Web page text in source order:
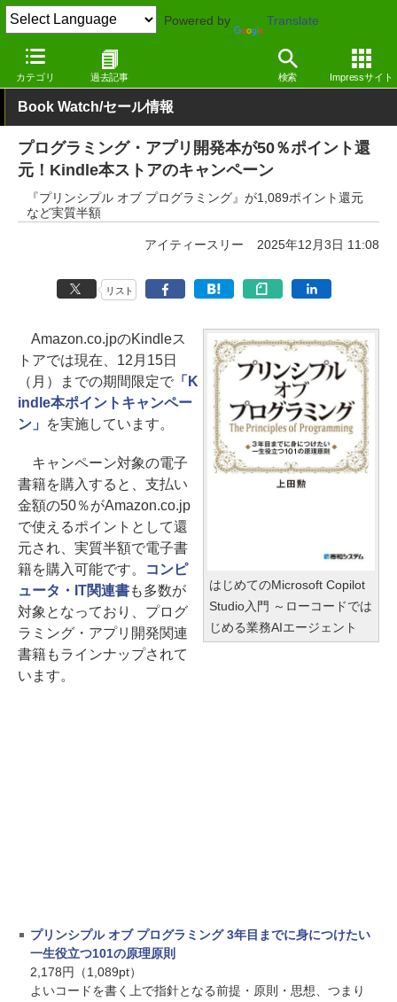
Powered by Translate
カテゴリ 過去記事 検索 Impressサイト
窓の杜 電子書籍・本 Kindle
Book Watch/セール情報
プログラミング・アプリ開発本が50％ポイント還
元！Kindle本ストアのキャンペーン
『プリンシプル オブ プログラミング』が1,089ポイント還元
など実質半額
アイティースリー 2025年12月3日 11:08
リスト
はじめてのMicrosoft Copilot
Studio入門 ～ローコードでは
じめる業務AIエージェント
Amazon.co.jpのKindleス
トアでは現在、12月15日
（月）までの期間限定で「K
indle本ポイントキャンペー
ン」
を実施しています。
キャンペーン対象の電子
書籍を購入すると、支払い
金額の50％がAmazon.co.jp
で使えるポイントとして還
元され、実質半額で電子書
籍を購入可能です。
コンピ
ュータ・IT関連書も多数が
対象となっており、プログ
ラミング・アプリ開発関連
書籍もラインナップされて
います。
プリンシプル オブ プログラミング 3年目までに身につけたい
一生役立つ101の原理原則
2,178円（1,089pt）
よいコードを書く上で指針となる前提・原則・思想、つまり